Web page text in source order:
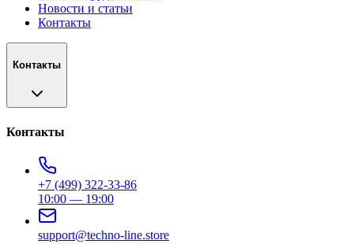
Новости и статьи
Контакты
Контакты
Контакты
+7 (499) 322-33-86
10:00 — 19:00
support@techno-line.store